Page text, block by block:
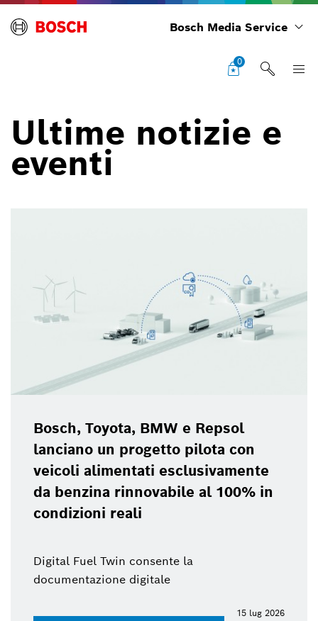
Bosch Media Service
0
Ultime notizie e
eventi
Bosch, Toyota, BMW e Repsol
lanciano un progetto pilota con
veicoli alimentati esclusivamente
da benzina rinnovabile al 100% in
condizioni reali
Digital Fuel Twin consente la
documentazione digitale
15 lug 2026